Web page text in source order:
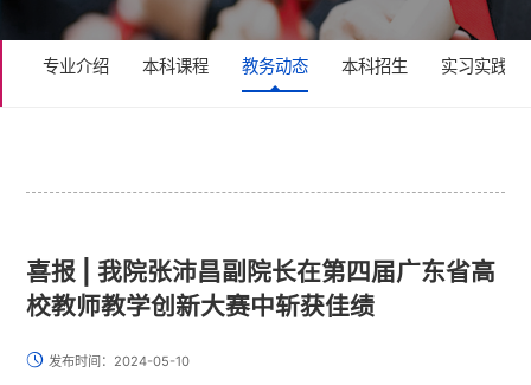
专业介绍 本科课程 教务动态 本科招生 实习实践
喜报 | 我院张沛昌副院长在第四届广东省高
校教师教学创新大赛中斩获佳绩
发布时间：2024-05-10